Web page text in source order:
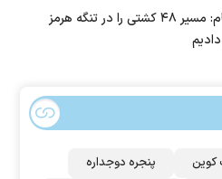
سنتکام: مسیر ۴۸ کشتی را در تنگه هرمز
کوین
پنجره دوجداره